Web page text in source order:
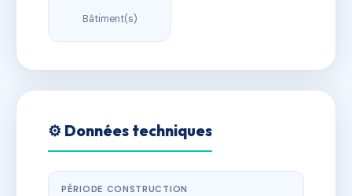
Bâtiment(s)
⚙️ Données techniques
PÉRIODE CONSTRUCTION